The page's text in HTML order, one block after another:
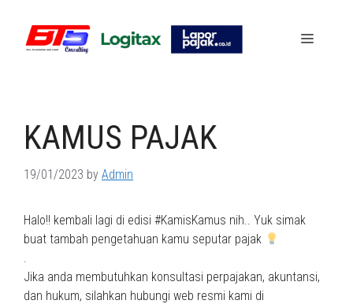
content
Menu
KAMUS PAJAK
19/01/2023 by Admin
Halo!! kembali lagi di edisi #KamisKamus nih.. Yuk simak
buat tambah pengetahuan kamu seputar pajak
.
Jika anda membutuhkan konsultasi perpajakan, akuntansi,
dan hukum, silahkan hubungi web resmi kami di